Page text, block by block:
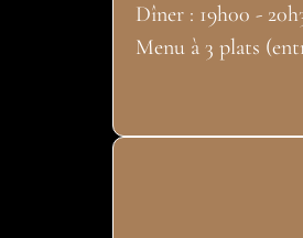
Dîner : 19h00 -
Menu à 3 plats